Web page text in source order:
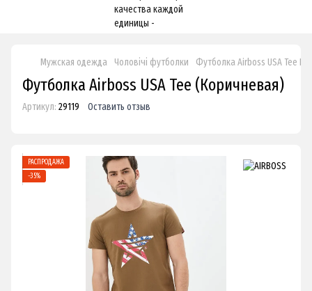
Мужская одежда Чоловічі футболки Футболка Airboss USA Tee
Футболка Airboss USA Tee (Коричневая)
Артикул: 29119 Оставить отзыв
РАСПРОДАЖА
−35%